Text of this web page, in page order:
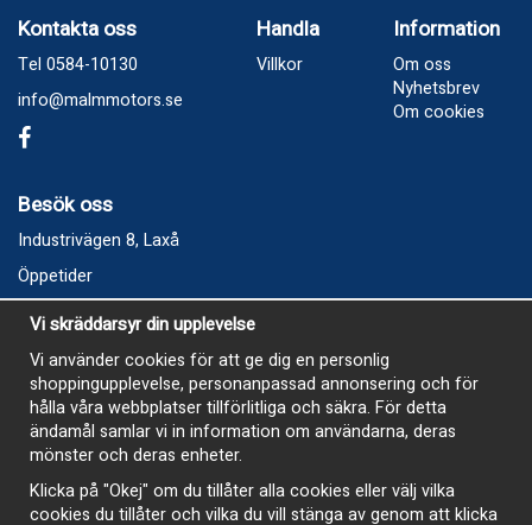
Kontakta oss
Tel 0584-10130
info@malmmotors.se
Handla
Villkor
Information
Om oss
Nyhetsbrev
Om cookies
Besök oss
Industrivägen 8, Laxå
Öppetider
Vecka 32
Måndag kl 9-12, kl 13 - 15
Onsdag kl 9-12, kl 13 - 15
Tisdag, Tordag och Fredag stängt
E-Handelsbutiken är öppen och paket skickas hela
sommaren
Vi skräddarsyr din upplevelse
Vi använder cookies för att ge dig en personlig
shoppingupplevelse, personanpassad annonsering och för
hålla våra webbplatser tillförlitliga och säkra. För detta
ändamål samlar vi in information om användarna, deras
mönster och deras enheter.
Klicka på "Okej" om du tillåter alla cookies eller välj vilka
cookies du tillåter och vilka du vill stänga av genom att klicka